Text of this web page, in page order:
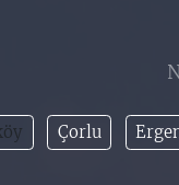
Çorlu